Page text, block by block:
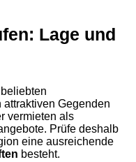
Lage und
Gegenden
vermieten als
Prüfe deshalb
eine ausreichende
besteht.